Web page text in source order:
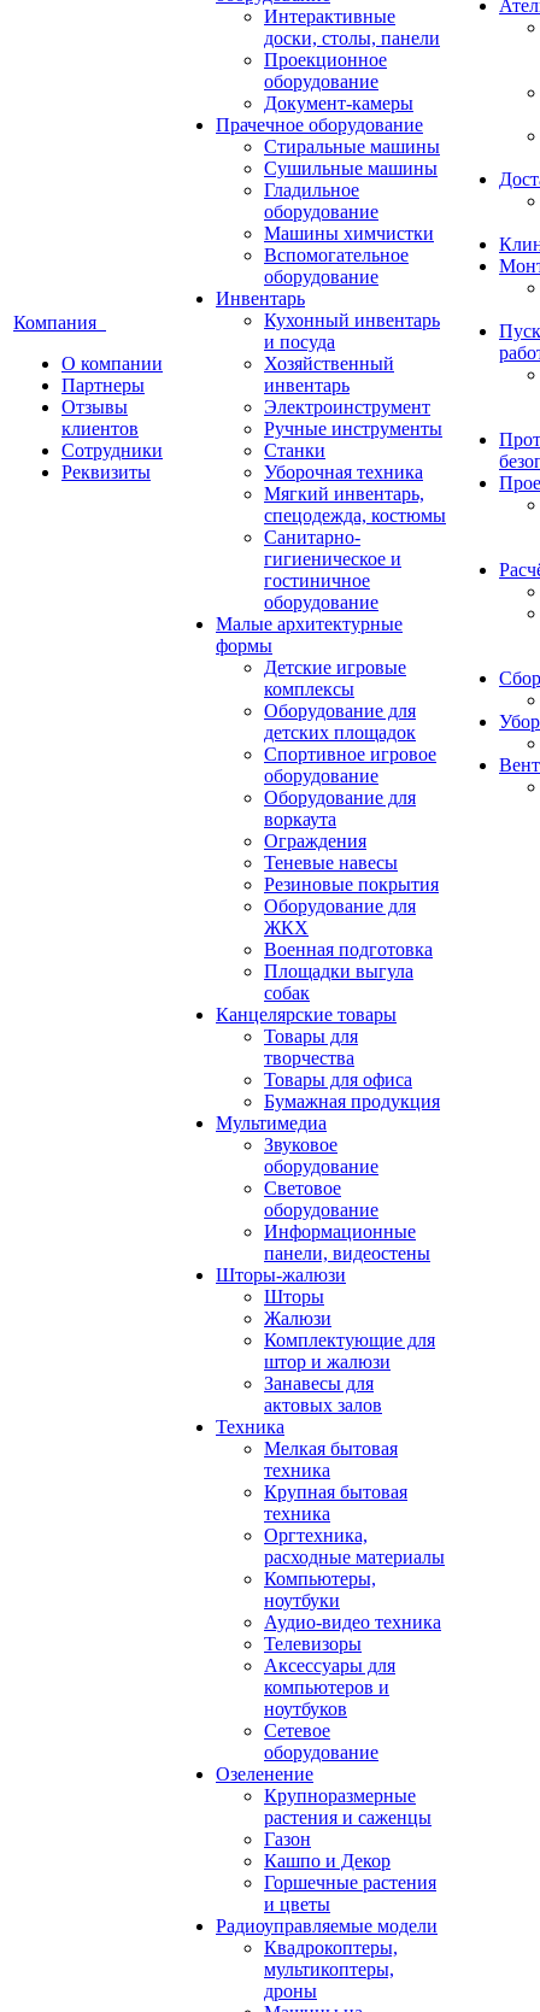
Компания
О компании
Партнеры
Отзывы
клиентов
Сотрудники
Реквизиты
Интерактивные
доски, столы, панели
Проекционное
оборудование
Документ-камеры
Прачечное оборудование
Стиральные машины
Сушильные машины
Гладильное
оборудование
Машины химчистки
Вспомогательное
оборудование
Инвентарь
Кухонный инвентарь
и посуда
Хозяйственный
инвентарь
Электроинструмент
Ручные инструменты
Станки
Уборочная техника
Мягкий инвентарь,
спецодежда, костюмы
Санитарно-
гигиеническое и
гостиничное
оборудование
Малые архитектурные
формы
Детские игровые
комплексы
Оборудование для
детских площадок
Спортивное игровое
оборудование
Оборудование для
воркаута
Ограждения
Теневые навесы
Резиновые покрытия
Оборудование для
ЖКХ
Военная подготовка
Площадки выгула
собак
Канцелярские товары
Товары для
творчества
Товары для офиса
Бумажная продукция
Мультимедиа
Звуковое
оборудование
Световое
оборудование
Информационные
панели, видеостены
Шторы-жалюзи
Шторы
Жалюзи
Комплектующие для
штор и жалюзи
Занавесы для
актовых залов
Техника
Мелкая бытовая
техника
Крупная бытовая
техника
Оргтехника,
расходные материалы
Компьютеры,
ноутбуки
Аудио-видео техника
Телевизоры
Аксессуары для
компьютеров и
ноутбуков
Сетевое
оборудование
Озеленение
Крупноразмерные
растения и саженцы
Газон
Кашпо и Декор
Горшечные растения
и цветы
Радиоуправляемые модели
Квадрокоптеры,
мультикоптеры,
дроны